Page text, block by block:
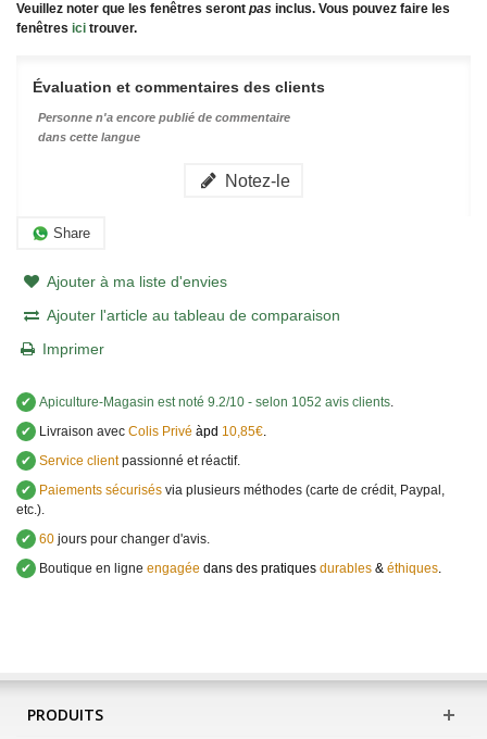
Veuillez noter que les fenêtres seront pas inclus. Vous pouvez faire les
fenêtres ici trouver.
Évaluation et commentaires des clients
Personne n'a encore publié de commentaire
dans cette langue
Notez-le
Share
Ajouter à ma liste d'envies
Ajouter l'article au tableau de comparaison
Imprimer
✔ Apiculture-Magasin est noté 9.2/10 - selon 1052 avis clients.
✔
Livraison avec Colis Privé àpd 10,85€.
✔ Service clientpassionné et réactif.
✔
Paiements sécurisés via plusieurs méthodes (carte de crédit, Paypal,
etc.).
✔ 60 jours pour changer d'avis.
✔
Boutique en ligne engagée dans des pratiques durables & éthiques.
PRODUITS